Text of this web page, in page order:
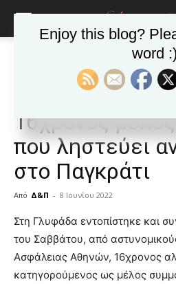
ΕΙΔΗΣΕΙΣ Ελλαδα
Στα χέρια της
16χρονος
που ληστεύει
στο Παγκράτι
Από Δ&Π - 8 Ιουνίου 2022
blonde
lesbians
hot
cam
Στη Γλυφάδα εντοπίστηκε και
του Σαββάτου, από
Ασφάλειας Αθηνών, 16χρονος
κατηγορούμενος ως μέλος
Enjoy this blog?
word :)